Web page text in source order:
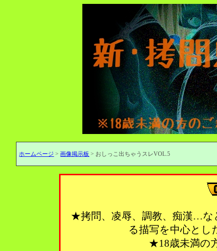
ホームページ >画像掲示板 > おしっこ出ちゃうスレVOL.5
★拷問、凌辱、調教、痴漢…な
る描写を中心とし
★18歳未満の